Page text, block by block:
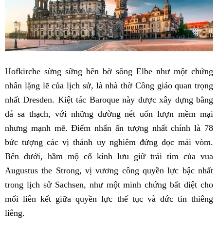
Hofkirche sừng sững bên bờ sông Elbe như một chứng
nhân lặng lẽ của lịch sử, là nhà thờ Công giáo quan trọng
nhất Dresden. Kiệt tác Baroque này được xây dựng bằng
đá sa thạch, với những đường nét uốn lượn mềm mại
nhưng mạnh mẽ. Điểm nhấn ấn tượng nhất chính là 78
bức tượng các vị thánh uy nghiêm đứng dọc mái vòm.
Bên dưới, hầm mộ cổ kính lưu giữ trái tim của vua
Augustus the Strong, vị vương công quyền lực bậc nhất
trong lịch sử Sachsen, như một minh chứng bất diệt cho
mối liên kết giữa quyền lực thế tục và đức tin thiêng
liêng.